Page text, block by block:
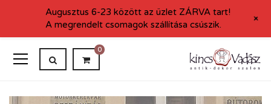
0
Augusztus 6-23 között az üzlet ZÁRVA tart!
A megrendelt csomagok szállítása csúszik.
+